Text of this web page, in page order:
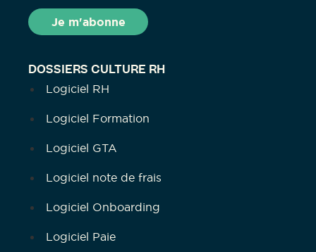
DOSSIERS CULTURE RH
Logiciel RH
Logiciel Formation
Logiciel GTA
Logiciel note de frais
Logiciel Onboarding
Logiciel Paie